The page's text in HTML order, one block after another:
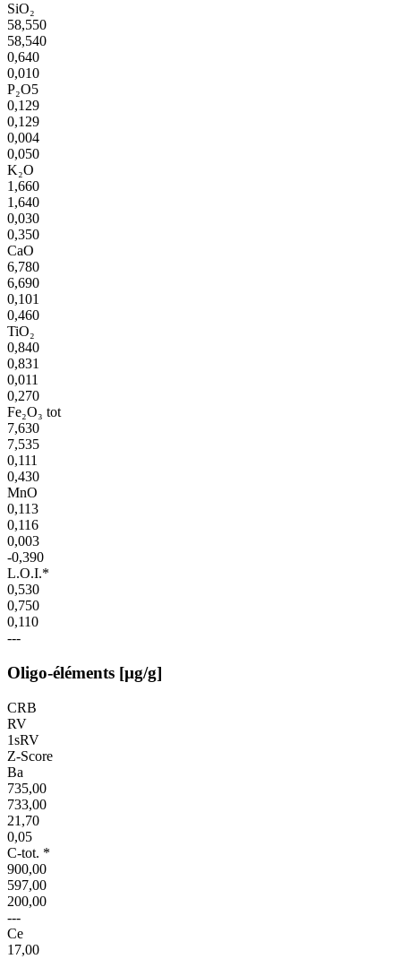
SiO₂
58,550
58,540
0,640
0,010
P₂O5
0,129
0,129
0,004
0,050
K₂O
1,660
1,640
0,030
0,350
CaO
6,780
6,690
0,101
0,460
TiO₂
0,840
0,831
0,011
0,270
Fe₂O₃ tot
7,630
7,535
0,111
0,430
MnO
0,113
0,116
0,003
-0,390
L.O.I.*
0,530
0,750
0,110
---
Oligo-éléments [µg/g]
CRB
RV
1sRV
Z-Score
Ba
735,00
733,00
21,70
0,05
C-tot. *
900,00
597,00
200,00
---
Ce
17,00